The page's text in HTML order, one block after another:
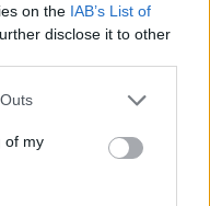
on the IAB’s List of
disclose it to other
of my
Τομέα
από δημιουργικές
που γίνονται δεκτές